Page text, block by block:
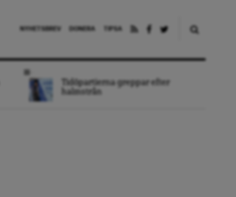
NYHETSBREV DONERA TIPSA
Tidöpartierna greppar efter
halmstrån